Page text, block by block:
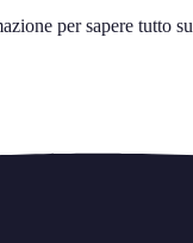
per sapere tutto su